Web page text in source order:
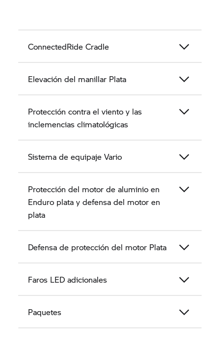
ConnectedRide Cradle
Elevación del manillar Plata
Protección contra el viento y las
inclemencias climatológicas
Sistema de equipaje Vario
Protección del motor de aluminio en
Enduro plata y defensa del motor en
plata
Defensa de protección del motor Plata
Faros LED adicionales
Paquetes